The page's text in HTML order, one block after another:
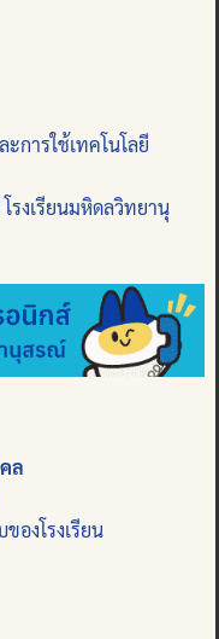
การใช้เทคโนโลยี
รงเรียนมหิดลวิทยานุ
ล
องโรงเรียน